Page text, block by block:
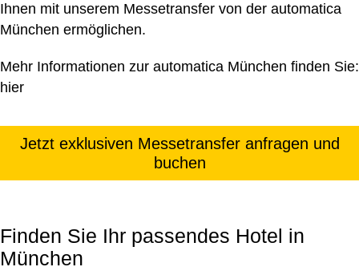
Ihnen mit unserem Messetransfer von der automatica
München ermöglichen.
Mehr Informationen zur automatica München finden Sie:
hier
Jetzt exklusiven Messetransfer anfragen und
buchen
Finden Sie Ihr passendes Hotel in
München